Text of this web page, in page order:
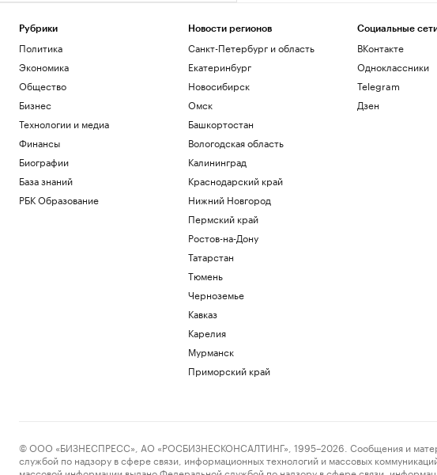
Рубрики
Политика
Экономика
Общество
Бизнес
Технологии и медиа
Финансы
Биографии
База знаний
РБК Образование
Новости регионов
Санкт-Петербург и область
Екатеринбург
Новосибирск
Омск
Башкортостан
Вологодская область
Калининград
Краснодарский край
Нижний Новгород
Пермский край
Ростов-на-Дону
Татарстан
Тюмень
Черноземье
Кавказ
Карелия
Мурманск
Приморский край
Социальные
ВКонтакте
Одноклассники
Telegram
Дзен
© ООО «БИЗНЕСПРЕСС», АО «РОСБИЗНЕСКОНСАЛТИНГ», 1995–2026. Сообщения и
службой по надзору в сфере связи, информационных технологий и массовых